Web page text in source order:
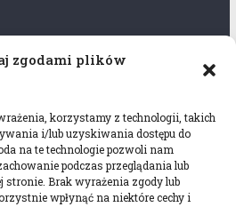
zgodami plików
korzystamy z technologii, takich
i/lub uzyskiwania dostępu do
na te technologie pozwoli nam
podczas przeglądania lub
Brak wyrażenia zgody lub
wpłynąć na niektóre cechy i